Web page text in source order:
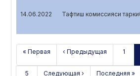
14.06.2022 Тафтиш комиссияси
« Первая ‹ Предыдущая 1
5 Следующая › Последняя »